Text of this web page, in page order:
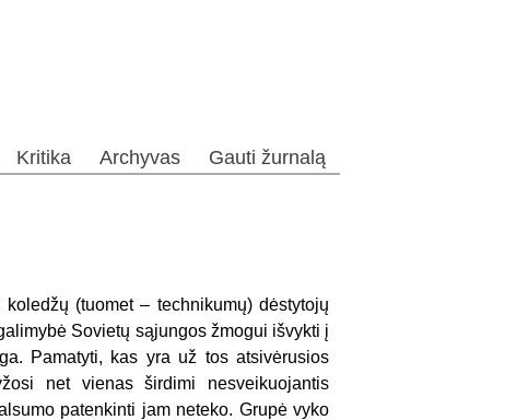
Kritika Archyvas Gauti žurnalą
(tuomet – technikumų) dėstytojų
Sovietų sąjungos žmogui išvykti į
Pamatyti, kas yra už tos atsivėrusios
net vienas širdimi nesveikuojantis
patenkinti jam neteko. Grupė vyko